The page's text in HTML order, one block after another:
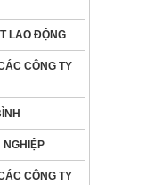
LAO ĐỘNG
CÔNG TY
NGHIỆP
CÔNG TY